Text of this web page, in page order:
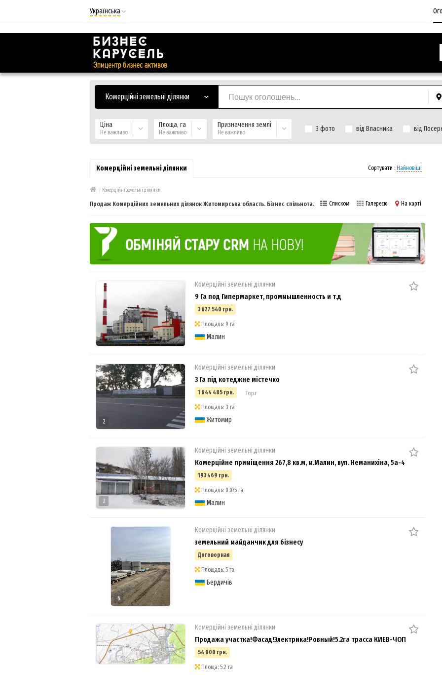
Українська
Русский
Українська
Комерційні земельні ділянки
Ціна
Не важливо
Площа, га
Не важливо
Призначення землі
Не важливо З фото від Власника від
Комерційні земельні ділянки Сортувати : Найновіші
/ Комерційні земельні ділянки
Продаж Комерційних земельних ділянок Житомирська область. Бізнес спільнота. Списком Галереєю На карті
Комерційні земельні ділянки
9 Га под Гипермаркет, проммышленность и т.д
3 627 540 грн.
Площадь: 9 га
Малин
2
Комерційні земельні ділянки
3 Га під котеджне містечко
1 644 485 грн. Торг
Площадь: 3 га
Житомир
2
Комерційні земельні ділянки
Комерційне приміщення 267,8 кв.м, м.Малин, вул. Неманихіна, 5а-4
193 469 грн.
Площадь: 0.075 га
Малин
6
Комерційні земельні ділянки
земельний майданчик для бізнесу
Договорная
Площадь: 5 га
Бердичів
Комерційні земельні ділянки
Продажа участка!Фасад!Электрика!Ровный!5.2га трасса КИЕВ-ЧОП
54 000 грн.
Площа: 5.2 га